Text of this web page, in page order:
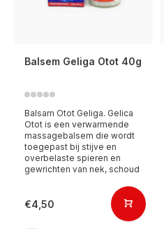
Balsem Geliga Otot 40g
Balsam Otot Geliga. Gelica
Otot is een verwarmende
massagebalsem die wordt
toegepast bij stijve en
overbelaste spieren en
gewrichten van nek, schoud
€4,50